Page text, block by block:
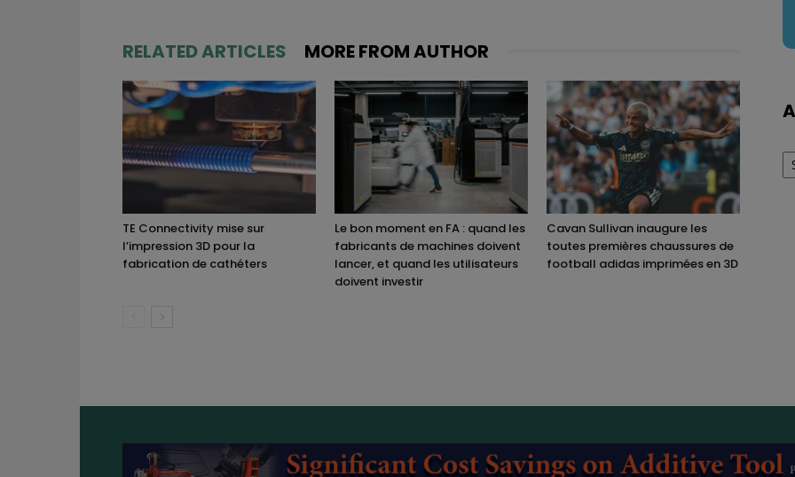
RELATED ARTICLES MORE FROM AUTHOR
TE Connectivity mise sur
l’impression 3D pour la
fabrication de cathéters
Le bon moment en FA : quand les
fabricants de machines doivent
lancer, et quand les utilisateurs
doivent investir
Cavan Sullivan inaugure les
toutes premières chaussures de
football adidas imprimées en 3D